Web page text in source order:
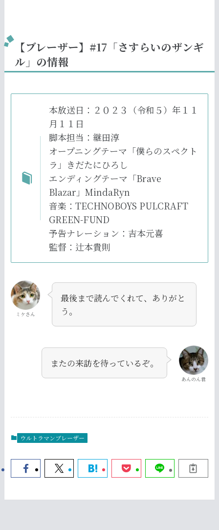
【ブレーザー】#17「さすらいのザンギ
ル」の情報
本放送日：２０２３（令和５）年１１
月１１日
脚本担当：継田淳
オープニングテーマ「僕らのスペクト
ラ」きだたにひろし
エンディングテーマ「Brave
Blazar」MindaRyn
音楽：TECHNOBOYS PULCRAFT
GREEN-FUND
予告ナレーション：吉本元喜
監督：辻本貴則
ミケさん
最後まで読んでくれて、ありがと
う。
あんのん君
またの来訪を待っているぞ。
ウルトラマンブレーザー